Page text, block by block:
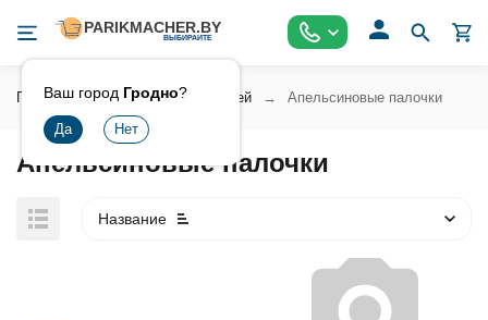
Ваш город Гродно?
Главная Косметика для ногтей Апельсиновые палочки
Апельсиновые палочки
Название